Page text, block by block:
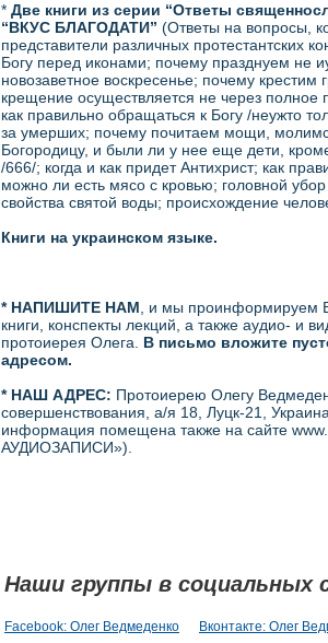
* Две книги из серии “Ответы
“ВКУС БЛАГОДАТИ” (Ответы на вопросы,
представители различных протестантских
Богу перед иконами; почему празднуем не
новозаветное воскресенье; почему крестим
крещение осуществляется не через полное
как правильно обращаться к Богу /неужто
за умерших; почему почитаем мощи,
Богородицу, и были ли у нее еще дети,
/666/; когда и как придет Антихрист; как
можно ли есть мясо с кровью; головной
свойства святой воды; происхождение
Книги на украинском языке.
* НАПИШИТЕ НАМ , и мы проинформируем
книги, конспекты лекций, а также аудио- и
протоиерея Олега. В письмо вложите
адресом.
* НАШ АДРЕС: Протоиерею Олегу
совершенствования, а/я 18, Луцк-21,
информация помещена также на сайте
АУДИОЗАПИСИ»).
Наши группы в социальных
Facebook: Олег Ведмеденко Вконтакте: Олег